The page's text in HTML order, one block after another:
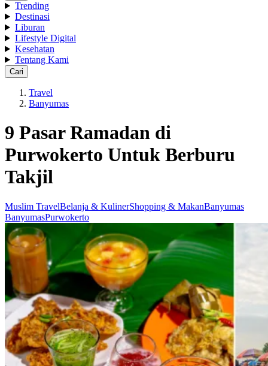
Trending
Destinasi
Liburan
Lifestyle Digital
Kesehatan
Tentang Kami
Cari
Travel
Banyumas
9 Pasar Ramadan di
Purwokerto Untuk Berburu
Takjil
Muslim TravelBelanja & KulinerShopping & MakanBanyumas
BanyumasPurwokerto